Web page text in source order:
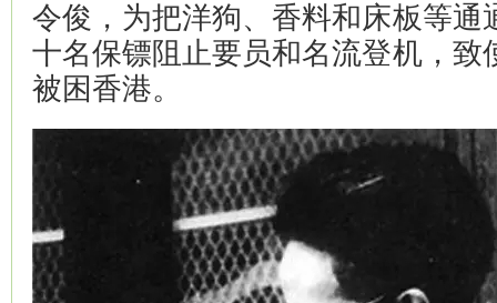
令俊，为把洋狗、香料和床板等通
十名保镖阻止要员和名流登机，致
被困香港。